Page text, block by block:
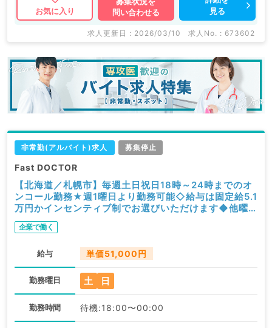
お気に入り
問い合わせる
見る
求人更新日 : 2026/03/10 求人No. : 673602
非常勤(アルバイト)求人 募集停止
Fast DOCTOR
【北海道／札幌市】毎週土日祝日18時～24時までのオ
ンコール勤務★週1曜日より勤務可能◇給与は固定給5.1
万円かインセンティブ制でお選びいただけます◆他曜
日との組み合わせも可能です！（科目不問／非常勤）
企業で働く
給与 単価51,000円
勤務曜日 土 日
勤務時間 待機:18:00〜00:00